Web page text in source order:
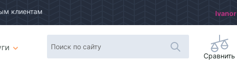
клиентам Ivanor
Сравнить